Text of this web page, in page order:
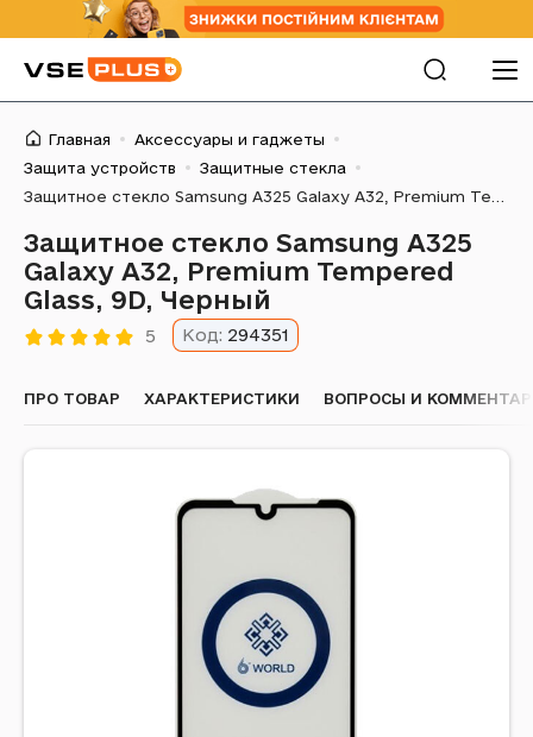
Главная
Аксессуары и гаджеты
Защита устройств
Защитные стекла
Защитное стекло Samsung A325
Galaxy A32, Premium Tempered
Glass, 9D, Черный
5 Код: 294351
ПРО ТОВАР ХАРАКТЕРИСТИКИ ВОПРОСЫ И